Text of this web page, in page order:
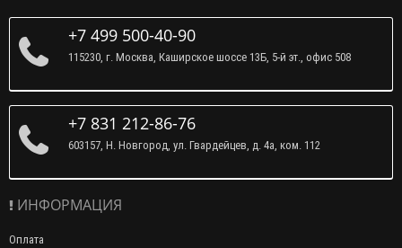
+7 499 500-40-90
115230, г. Москва, Каширское шоссе 13Б, 5-й эт., офис 508
+7 831 212-86-76
603157, Н. Новгород, ул. Гвардейцев, д. 4а, ком. 112
ИНФОРМАЦИЯ
Оплата